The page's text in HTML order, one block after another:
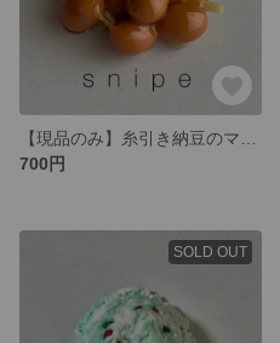
700円
SOLD OUT